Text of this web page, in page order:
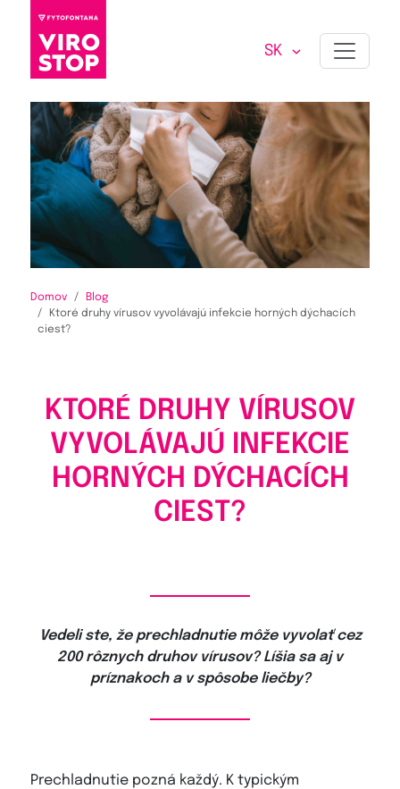
SK
Domov
Blog
Ktoré druhy vírusov vyvolávajú infekcie horných dýchacích
ciest?
KTORÉ DRUHY VÍRUSOV
VYVOLÁVAJÚ INFEKCIE
HORNÝCH DÝCHACÍCH
CIEST?
Vedeli ste, že prechladnutie môže vyvolať cez
200 rôznych druhov vírusov? Líšia sa aj v
príznakoch a v spôsobe liečby?
Prechladnutie pozná každý. K typickým